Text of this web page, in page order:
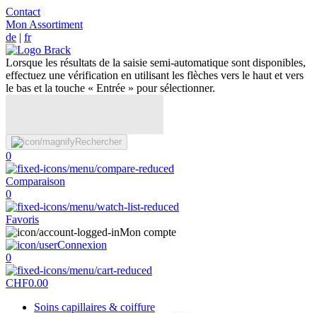
Contact
Mon Assortiment
de | fr
Lorsque les résultats de la saisie semi-automatique sont disponibles,
effectuez une vérification en utilisant les flèches vers le haut et vers
le bas et la touche « Entrée » pour sélectionner.
Rechercher
0
Comparaison
0
Favoris
Mon compte
Connexion
0
CHF0.00
Soins capillaires & coiffure